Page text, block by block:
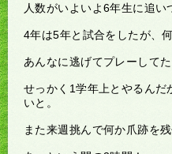
人数がいよいよ6年生に追い
4年は5年と試合をしたが、
あんなに逃げてプレーして
せっかく1学年上とやるんだ
いと。
また来週挑んで何か爪跡を残